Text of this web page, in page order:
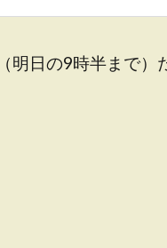
日の9時半まで）